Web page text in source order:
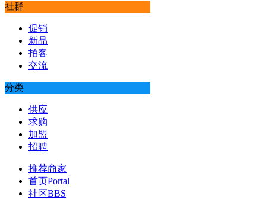
社群
促销
新品
拍客
交流
分类
供应
求购
加盟
招聘
推荐商家
首页Portal
社区BBS